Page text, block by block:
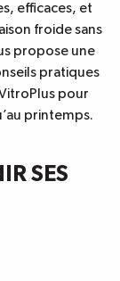
efficaces, et
froide sans
propose une
pratiques
pour
printemps.
SES